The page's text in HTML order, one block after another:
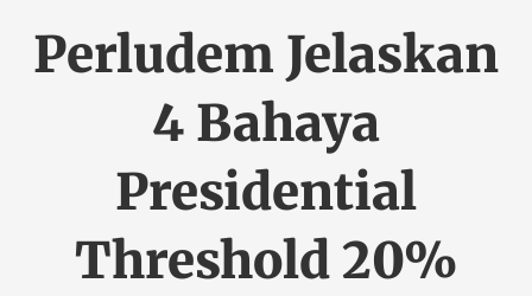
Perludem Jelaskan
4 Bahaya
Presidential
Threshold 20%